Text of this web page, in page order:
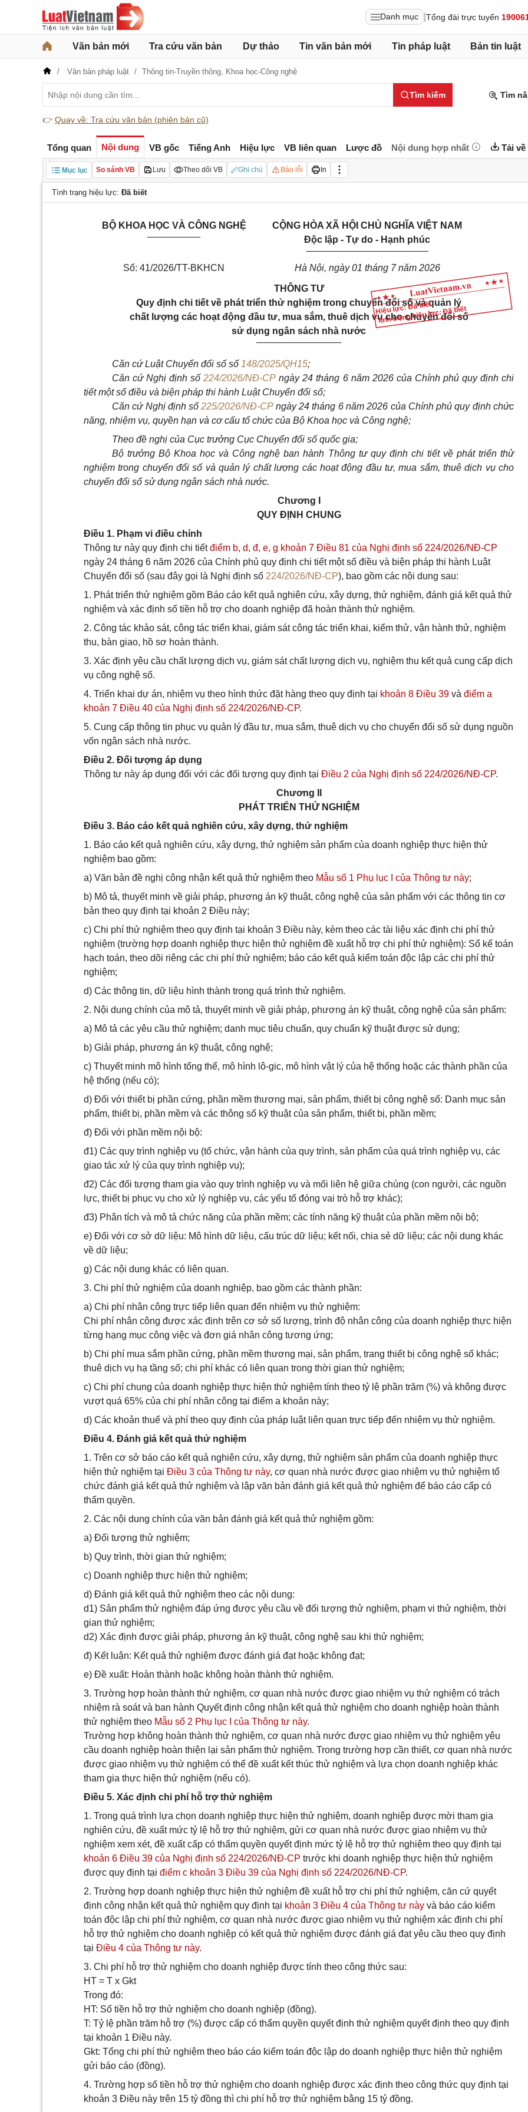
Danh mục Tổng đài trực tuyến
Văn bản mới Tra cứu văn bản Dự thảo Tin văn bản mới Tin pháp luật Bản tin luật
Văn bản pháp luật Thông tin-Truyền thông, Khoa học-Công nghệ
Tìm kiếm Tìm
👉 Quay về: Tra cứu văn bản (phiên bản cũ)
Tổng quan Nội dung VB gốc Tiếng Anh Hiệu lực VB liên quan Lược đồ Nội dung hợp nhất Tải về
Mục lục So sánh VB Lưu Theo dõi VB Ghi chú Báo lỗi In
Tình trạng hiệu lực: Đã biết
Hiệu lực: Đã biết
Tình trạng hiệu lực: Đã biết
BỘ KHOA HỌC VÀ CÔNG NGHỆ
__________
Số: 41/2026/TT-BKHCN
CỘNG HÒA XÃ HỘI CHỦ NGHĨA VIỆT NAM
Độc lập - Tự do - Hạnh phúc
_______________________
Hà Nội, ngày 01 tháng 7 năm 2026
THÔNG TƯ
Quy định chi tiết về phát triển thử nghiệm trong chuyển đổi số và quản lý
chất lượng các hoạt động đầu tư, mua sắm, thuê dịch vụ cho chuyển đổi số
sử dụng ngân sách nhà nước
________________
Căn cứ Luật Chuyển đổi số số 148/2025/QH15;
Căn cứ Nghị định số224/2026/NĐ-CP ngày24tháng 6 năm 2026của Chính phủ quy địnhchi
tiết một số điều và biện pháp thi hành Luật Chuyển đổi số;
Căn cứ Nghị định số225/2026/NĐ-CPngày 24 tháng 6 năm 2026 của Chính phủ quy định chức
năng, nhiệm vụ, quyền hạn và cơ cấu tổ chức của Bộ Khoa học và Công nghệ;
Theo đề nghị của Cục trưởng Cục Chuyển đổi số quốc gia;
Bộ trưởng Bộ Khoa học và Công nghệ ban hành Thông tư quy định chi tiết về phát triển thử
nghiệm trong chuyển đổi số và quản lý chất lượng các hoạt động đầu tư, mua sắm, thuê dịch vụ cho
chuyển đổi số sử dụng ngân sách nhà nước.
Chương I
QUY ĐỊNH CHUNG
Điều 1. Phạm vi điều chỉnh
Thông tư này quy định chi tiếtđiểm b, d, đ, e, g khoản 7 Điều 81 của Nghị định số 224/2026/NĐ-CP
ngày 24 tháng 6 năm 2026 của Chính phủ quy định chi tiết một số điều và biện pháp thi hành Luật
Chuyển đổi số (sau đây gọi là Nghị định số 224/2026/NĐ-CP), bao gồm các nội dung sau:
1. Phát triển thử nghiệm gồm Báo cáo kết quả nghiên cứu, xây dựng, thử nghiệm, đánh giá kết quả thử
nghiệm và xác định số tiền hỗ trợ cho doanh nghiệp đã hoàn thành thử nghiệm.
2. Công tác khảo sát, công tác triển khai, giám sát công tác triển khai, kiểm thử, vận hành thử, nghiệm
thu, bàn giao, hồ sơ hoàn thành.
3. Xác định yêu cầu chất lượng dịch vụ, giám sát chất lượng dịch vụ, nghiệm thu kết quả cung cấp dịch
vụ công nghệ số.
4. Triển khai dự án, nhiệm vụ theo hình thức đặt hàng theo quy định tại khoản 8 Điều 39 và điểm a
khoản 7 Điều 40 của Nghị định số 224/2026/NĐ-CP.
5. Cung cấp thông tin phục vụ quản lý đầu tư, mua sắm, thuê dịch vụ cho chuyển đổi số sử dụng nguồn
vốn ngân sách nhà nước.
Điều 2. Đối tượng áp dụng
Thông tư này áp dụng đối với các đối tượng quy định tại Điều 2 của Nghị định số 224/2026/NĐ-CP.
Chương II
PHÁT TRIỂN THỬ NGHIỆM
Điều 3. Báo cáo kết quả nghiên cứu, xây dựng, thử nghiệm
1. Báo cáo kết quả nghiên cứu, xây dựng, thử nghiệm sản phẩm của doanh nghiệp thực hiện thử
nghiệm bao gồm:
a) Văn bản đề nghị công nhận kết quả thử nghiệm theo Mẫu số 1 Phụ lục I của Thông tư này;
b) Mô tả, thuyết minh về giải pháp, phương án kỹ thuật, công nghệ của sản phẩm với các thông tin cơ
bản theo quy định tại khoản 2 Điều này;
c) Chi phí thử nghiệm theo quy định tại khoản 3 Điều này, kèm theo các tài liệu xác định chi phí thử
nghiệm (trường hợp doanh nghiệp thực hiện thử nghiệm đề xuất hỗ trợ chi phí thử nghiệm): Sổ kế toán
hạch toán, theo dõi riêng các chi phí thử nghiệm; báo cáo kết quả kiểm toán độc lập các chi phí thử
nghiệm;
d) Các thông tin, dữ liệu hình thành trong quá trình thử nghiệm.
2. Nội dung chính của mô tả, thuyết minh về giải pháp, phương án kỹ thuật, công nghệ của sản phẩm:
a) Mô tả các yêu cầu thử nghiệm; danh mục tiêu chuẩn, quy chuẩn kỹ thuật được sử dụng;
b) Giải pháp, phương án kỹ thuật, công nghệ;
c) Thuyết minh mô hình tổng thể, mô hình lô-gic, mô hình vật lý của hệ thống hoặc các thành phần của
hệ thống (nếu có);
d) Đối với thiết bị phần cứng, phần mềm thương mại, sản phẩm, thiết bị công nghệ số: Danh mục sản
phẩm, thiết bị, phần mềm và các thông số kỹ thuật của sản phẩm, thiết bị, phần mềm;
đ) Đối với phần mềm nội bộ:
đ1) Các quy trình nghiệp vụ (tổ chức, vận hành của quy trình, sản phẩm của quá trình nghiệp vụ, các
giao tác xử lý của quy trình nghiệp vụ);
đ2) Các đối tượng tham gia vào quy trình nghiệp vụ và mối liên hệ giữa chúng (con người, các nguồn
lực, thiết bị phục vụ cho xử lý nghiệp vụ, các yếu tố đóng vai trò hỗ trợ khác);
đ3) Phân tích và mô tả chức năng của phần mềm; các tính năng kỹ thuật của phần mềm nội bộ;
e) Đối với cơ sở dữ liệu: Mô hình dữ liệu, cấu trúc dữ liệu; kết nối, chia sẻ dữ liệu; các nội dung khác
về dữ liệu;
g) Các nội dung khác có liên quan.
3. Chi phí thử nghiệm của doanh nghiệp, bao gồm các thành phần:
a) Chi phí nhân công trực tiếp liên quan đến nhiệm vụ thử nghiệm:
Chi phí nhân công được xác định trên cơ sở số lượng, trình độ nhân công của doanh nghiệp thực hiện
từng hạng mục công việc và đơn giá nhân công tương ứng;
b) Chi phí mua sắm phần cứng, phần mềm thương mại, sản phẩm, trang thiết bị công nghệ số khác;
thuê dịch vụ hạ tầng số; chi phí khác có liên quan trong thời gian thử nghiệm;
c) Chi phí chung của doanh nghiệp thực hiện thử nghiệm tính theo tỷ lệ phần trăm (%) và không được
vượt quá 65% của chi phí nhân công tại điểm a khoản này;
d) Các khoản thuế và phí theo quy định của pháp luật liên quan trực tiếp đến nhiệm vụ thử nghiệm.
Điều 4. Đánh giá kết quả thử nghiệm
1. Trên cơ sở báo cáo kết quả nghiên cứu, xây dựng, thử nghiệm sản phẩm của doanh nghiệp thực
hiện thử nghiệm tại Điều 3 của Thông tư này, cơ quan nhà nước được giao nhiệm vụ thử nghiệm tổ
chức đánh giá kết quả thử nghiệm và lập văn bản đánh giá kết quả thử nghiệm để báo cáo cấp có
thẩm quyền.
2. Các nội dung chính của văn bản đánh giá kết quả thử nghiệm gồm:
a) Đối tượng thử nghiệm;
b) Quy trình, thời gian thử nghiệm;
c) Doanh nghiệp thực hiện thử nghiệm;
d) Đánh giá kết quả thử nghiệm theo các nội dung:
d1) Sản phẩm thử nghiệm đáp ứng được yêu cầu về đối tượng thử nghiệm, phạm vi thử nghiệm, thời
gian thử nghiệm;
d2) Xác định được giải pháp, phương án kỹ thuật, công nghệ sau khi thử nghiệm;
đ) Kết luận: Kết quả thử nghiệm được đánh giá đạt hoặc không đạt;
e) Đề xuất: Hoàn thành hoặc không hoàn thành thử nghiệm.
3. Trường hợp hoàn thành thử nghiệm, cơ quan nhà nước được giao nhiệm vụ thử nghiệm có trách
nhiệm rà soát và ban hành Quyết định công nhận kết quả thử nghiệm cho doanh nghiệp hoàn thành
thử nghiệm theo Mẫu số 2 Phụ lục I của Thông tư này.
Trường hợp không hoàn thành thử nghiệm, cơ quan nhà nước được giao nhiệm vụ thử nghiệm yêu
cầu doanh nghiệp hoàn thiện lại sản phẩm thử nghiệm. Trong trường hợp cần thiết, cơ quan nhà nước
được giao nhiệm vụ thử nghiệm có thể đề xuất kết thúc thử nghiệm và lựa chọn doanh nghiệp khác
tham gia thực hiện thử nghiệm (nếu có).
Điều 5. Xác định chi phí hỗ trợ thử nghiệm
1. Trong quá trình lựa chọn doanh nghiệp thực hiện thử nghiệm, doanh nghiệp được mời tham gia
nghiên cứu, đề xuất mức tỷ lệ hỗ trợ thử nghiệm, gửi cơ quan nhà nước được giao nhiệm vụ thử
nghiệm xem xét, đề xuất cấp có thẩm quyền quyết định mức tỷ lệ hỗ trợ thử nghiệm theo quy định tại
khoản 6 Điều 39 của Nghị định số 224/2026/NĐ-CP trước khi doanh nghiệp thực hiện thử nghiệm
được quy định tại điểm c khoản 3 Điều 39 của Nghị định số 224/2026/NĐ-CP.
2. Trường hợp doanh nghiệp thực hiện thử nghiệm đề xuất hỗ trợ chi phí thử nghiệm, căn cứ quyết
định công nhận kết quả thử nghiệm quy định tại khoản 3 Điều 4 của Thông tư này và báo cáo kiểm
toán độc lập chi phí thử nghiệm, cơ quan nhà nước được giao nhiệm vụ thử nghiệm xác định chi phí
hỗ trợ thử nghiệm cho doanh nghiệp có kết quả thử nghiệm được đánh giá đạt yêu cầu theo quy định
tại Điều 4 của Thông tư này.
3. Chi phí hỗ trợ thử nghiệm cho doanh nghiệp được tính theo công thức sau:
HT = T x Gkt
Trong đó:
HT: Số tiền hỗ trợ thử nghiệm cho doanh nghiệp (đồng).
T: Tỷ lệ phần trăm hỗ trợ (%) được cấp có thẩm quyền quyết định thử nghiệm quyết định theo quy định
tại khoản 1 Điều này.
Gkt: Tổng chi phí thử nghiệm theo báo cáo kiểm toán độc lập do doanh nghiệp thực hiện thử nghiệm
gửi báo cáo (đồng).
4. Trường hợp số tiền hỗ trợ thử nghiệm cho doanh nghiệp được xác định theo công thức quy định tại
khoản 3 Điều này trên 15 tỷ đồng thì chi phí hỗ trợ thử nghiệm bằng 15 tỷ đồng.